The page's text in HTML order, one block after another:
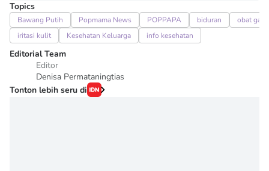
Topics
Bawang Putih Popmama News POPPAPA biduran
obat gatal
iritasi kulit
Kesehatan Keluarga info kesehatan
Editorial Team
Editor
Denisa Permataningtias
Tonton lebih seru di